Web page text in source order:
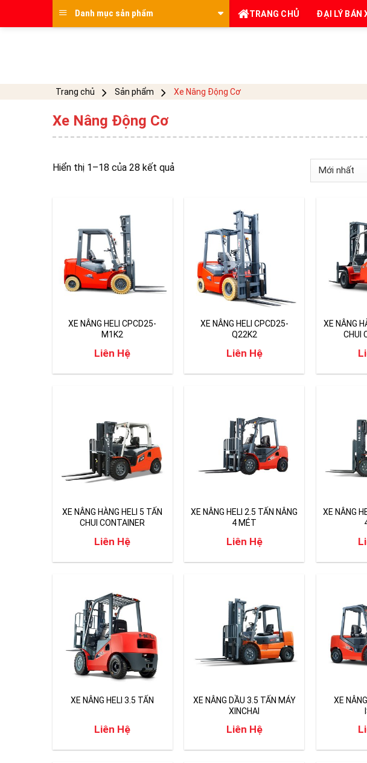
Danh mục sản phẩm TRANG CHỦ ĐẠI LÝ BÁN
Trang chủ Sản phẩm Xe Nâng Động Cơ
Xe Nâng Động Cơ
Hiển thị 1–18 của 28 kết quả
XE NÂNG HELI CPCD25-
M1K2
Liên Hệ
XE NÂNG HELI CPCD25-
Q22K2
Liên Hệ
XE NÂNG
CHUI
XE NÂNG HÀNG HELI 5 TẤN
CHUI CONTAINER
Liên Hệ
XE NÂNG HELI 2.5 TẤN NÂNG
4 MÉT
Liên Hệ
XE NÂNG
XE NÂNG HELI 3.5 TẤN
Liên Hệ
XE NÂNG DẦU 3.5 TẤN MÁY
XINCHAI
Liên Hệ
XE